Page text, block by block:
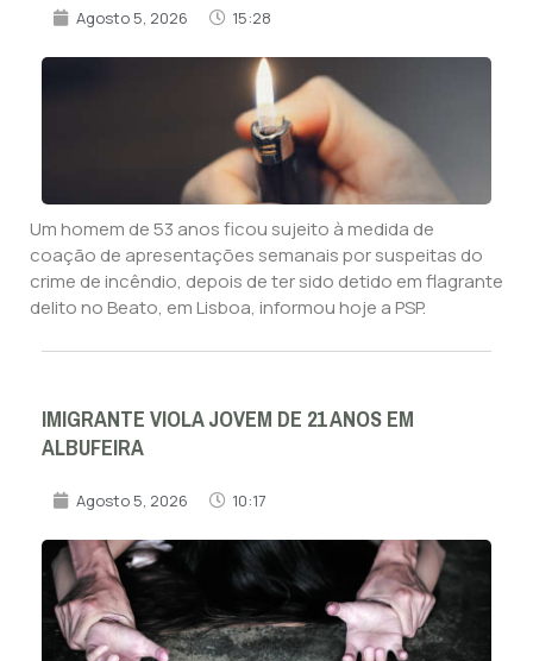
Agosto 5, 2026 15:28
Um homem de 53 anos ficou sujeito à medida de
coação de apresentações semanais por suspeitas do
crime de incêndio, depois de ter sido detido em flagrante
delito no Beato, em Lisboa, informou hoje a PSP.
IMIGRANTE VIOLA JOVEM DE 21 ANOS EM
ALBUFEIRA
Agosto 5, 2026 10:17